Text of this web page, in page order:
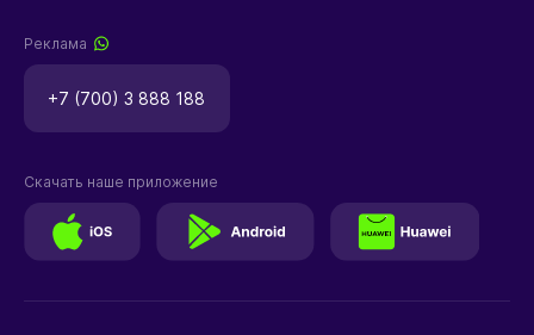
Реклама
+7 (700) 3 888 188
Скачать наше приложение